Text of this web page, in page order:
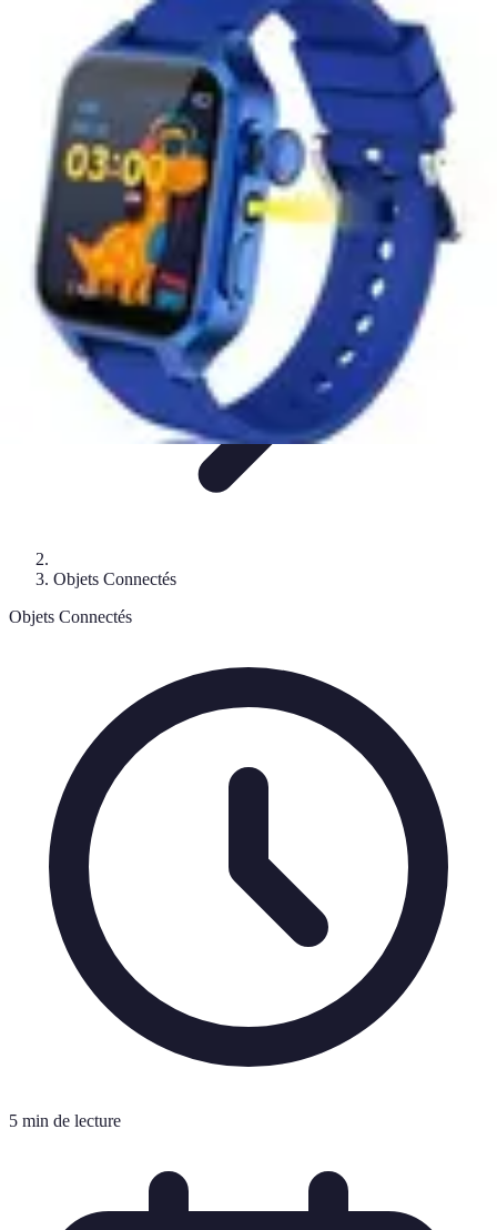
Connect Belgium
Objets Connectés Guides et Tutoriels
Sécurité des objets
connectésTendancesObjets connectés
Connect Belgium
Objets Connectés
Objets Connectés
5 min de lecture